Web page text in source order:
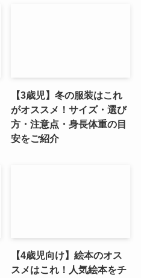
【3歳児】冬の服装はこれ
がオススメ！サイズ・選び
方・注意点・身長体重の目
安をご紹介
【4歳児向け】絵本のオス
スメはこれ！人気絵本をチ